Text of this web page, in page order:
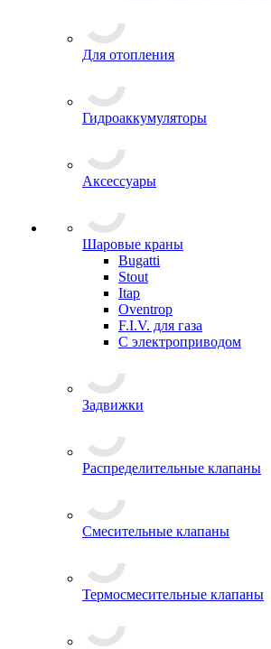
Для отопления
Гидроаккумуляторы
Аксессуары
Шаровые краны
Bugatti
Stout
Itap
Oventrop
F.I.V. для газа
С электроприводом
Задвижки
Распределительные клапаны
Cмесительные клапаны
Термосмесительные клапаны